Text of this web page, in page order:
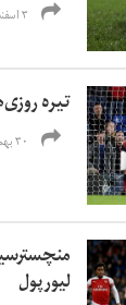
۳ اسفند ۱۳۹۷
تیره
۳۰ بهمن ۱۳۹۷
لیورپول